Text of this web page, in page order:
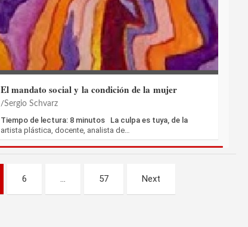
El mandato social y la condición de la mujer
Sergio Schvarz
Tiempo de lectura: 8 minutos La culpa es tuya, de la
artista plástica, docente, analista de…
6 … 57 Next